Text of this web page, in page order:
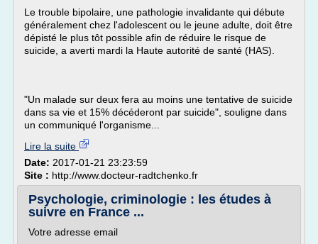
Le trouble bipolaire, une pathologie invalidante qui débute
généralement chez l'adolescent ou le jeune adulte, doit être
dépisté le plus tôt possible afin de réduire le risque de
suicide, a averti mardi la Haute autorité de santé (HAS).
"Un malade sur deux fera au moins une tentative de suicide
dans sa vie et 15% décéderont par suicide", souligne dans
un communiqué l'organisme...
Lire la suite
Date: 2017-01-21 23:23:59
Site : http://www.docteur-radtchenko.fr
Psychologie, criminologie : les études à
suivre en France ...
Votre adresse email